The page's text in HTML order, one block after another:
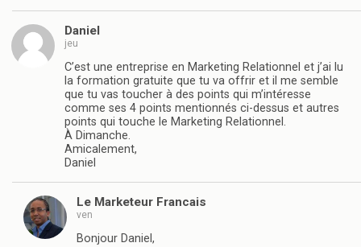
Daniel
jeu
C’est une entreprise en Marketing Relationnel et j’ai lu
la formation gratuite que tu va offrir et il me semble
que tu vas toucher à des points qui m’intéresse
comme ses 4 points mentionnés ci-dessus et autres
points qui touche le Marketing Relationnel.
À Dimanche.
Amicalement,
Daniel
Le Marketeur Francais
ven
Bonjour Daniel,